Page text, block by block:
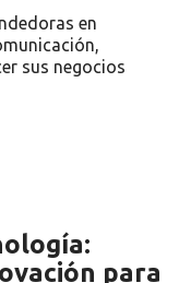
en
sus negocios
para